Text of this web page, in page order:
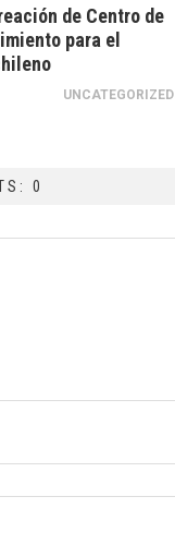
de Centro de
para el
UNCATEGORIZED
0